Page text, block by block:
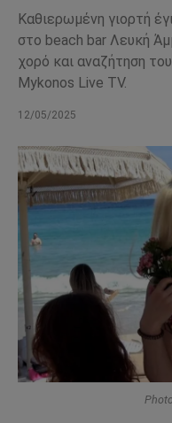
Καθιερωμένη γιορτή
στο beach bar Λευκή
χορό και αναζήτηση
Mykonos Live TV.
12/05/2025